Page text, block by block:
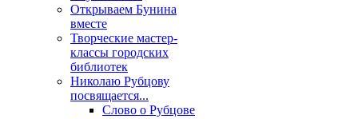
Открываем Бунина
вместе
Творческие мастер-
классы городских
библиотек
Николаю Рубцову
посвящается...
Слово о Рубцове